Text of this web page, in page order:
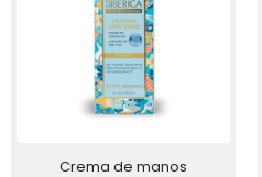
Crema de manos